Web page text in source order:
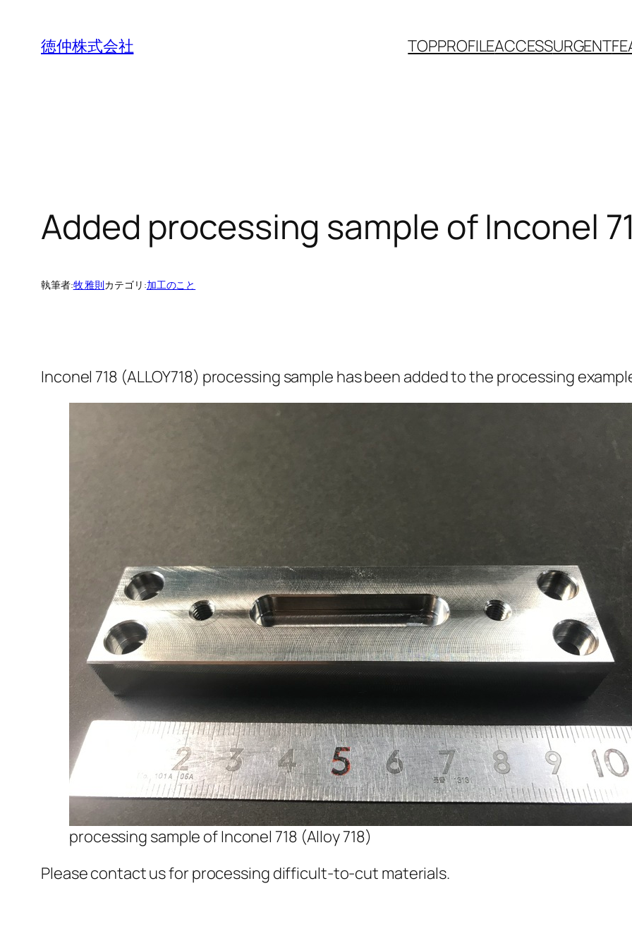
徳仲株式会社 TOPPROFILEACCESSURGENT
Added processing sample of Inconel
執筆者:牧 雅則カテゴリ:加工のこと
Inconel 718 (ALLOY718) processing sample has been added to the processing
processing sample of Inconel 718 (Alloy 718)
Please contact us for processing difficult-to-cut materials.